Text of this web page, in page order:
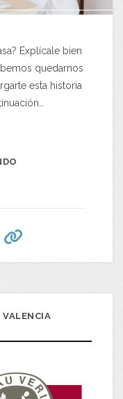
Explícale bien
quedarnos
esta historia
VALENCIA